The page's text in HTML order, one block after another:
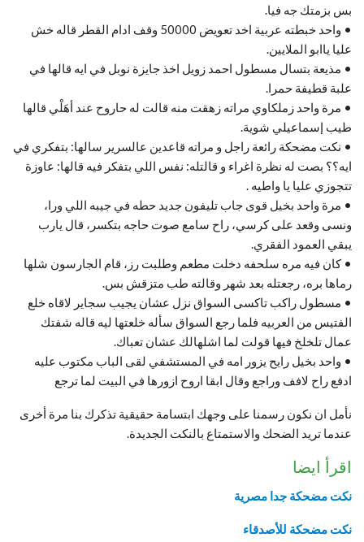
بس بزمتك جه فيا.
• واحد خبطته عربية اخد تعويض 50000 وقف ادام القطر قاله خش
عليا ياابو الملايين.
• مذيعة بتسال مسطول احمد زويل اخذ جايزة نوبل في ايه قالها في
علبة قطيفة حمرا.
• مرة واحد زملكاوي مراته زهقت منه قالت له حاروح عند أهَلْي قالها
طيب إسماعيلي شوية.
• نكت مضحكة رائعة راجل و مراته قاعدين عالسرير سالها: بتفكري في
ايه؟؟ بصت له نظرة اغراء و قالتله: نفس اللي بتفكر فيه قالها: عاوزة
تتجوزي عليا يا واطيه .
• مرة واحد بخيل قوى جاب تليفون جديد حطه في جيبه اللي ورا،
ونسى وقعد على كرسي، راح سامع صوت حاجه بتكسر، قال يارب
يبقي العمود الفقري.
• كان فيه مره سلحفه دخلت مطعم وطلبت رز، قام الجارسون شلها
رماها بره، رجعتله بعد شهر وقالته طب متزقش بس.
• مسطول راكب تاكسى السواق نزل عشان يجيب سجاير لاقاه خلع
الفتيس من العربيه فلما رجع السواق سأله خلعتها ليه قاله شفتك
عمال تلخلخ فيها قولت لما اشلهالك عشان تعباك.
• واحد بخيل رايح يزور امه في المستشفي لقى الباب مكتوب عليه
ادفع راح لافف وراجع وقال ابقا اروح ازورها في البيت لما ترجع
نأمل ان نكون رسمنا على وجهك ابتسامة حقيقية تذكرك بنا مرة أخرى
عندما تريد الضحك والاستمتاع بالنكت الجديدة.
اقرأ ايضا
نكت مضحكة جدا مصرية
نكت مضحكة للأصدقاء